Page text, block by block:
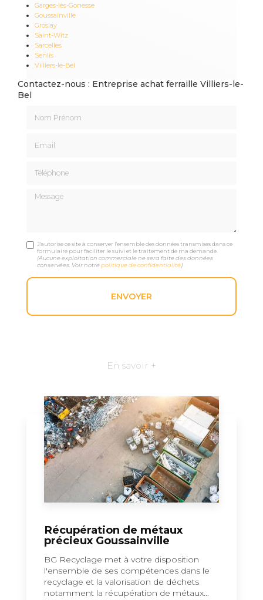
Garges-lès-Gonesse
Goussainville
Groslay
Saint-Witz
Sarcelles
Senlis
Villiers-le-Bel
Contactez-nous : Entreprise achat ferraille Villiers-le-
Bel
Message
J'autorise ce site à conserver l'ensemble des données transmises dans ce
formulaire pour faciliter le suivi et le traitement de ma demande.
(Aucune exploitation commerciale ne sera faite des données
conservées. Voir notrepolitique de confidentialité)
En savoir +
Récupération de métaux
précieux Goussainville
BG Recyclage met à votre disposition
l'ensemble de ses compétences dans le
recyclage et la valorisation de déchets
notamment la récupération de métaux...